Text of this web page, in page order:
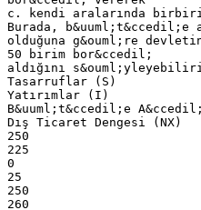
c. kendi aralarında
Burada, b&uuml;t&ccedil;e
olduğuna g&ouml;re
50 birim bor&ccedil;
aldığını
Tasarruflar (S)
Yatırımlar (I)
B&uuml;t&ccedil;e
Dış Ticaret Dengesi (NX)
250
225
0
25
250
260